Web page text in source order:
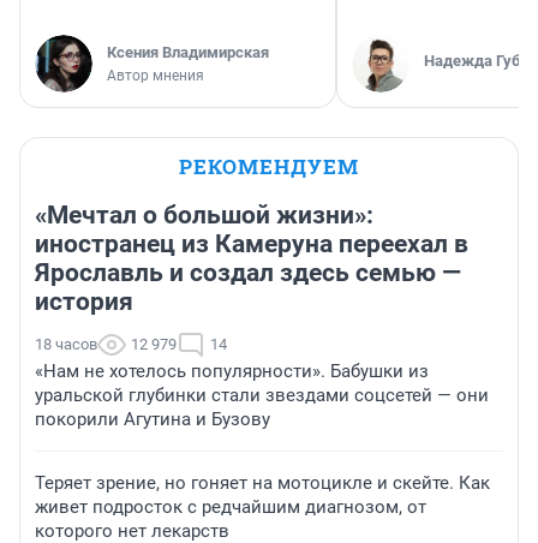
Ксения Владимирская
Автор мнения
Надежда
РЕКОМЕНДУЕМ
«Мечтал о большой жизни»:
иностранец из Камеруна переехал в
Ярославль и создал здесь семью —
история
18 часов 12 979 14
«Нам не хотелось популярности». Бабушки из
уральской глубинки стали звездами соцсетей — они
покорили Агутина и Бузову
Теряет зрение, но гоняет на мотоцикле и скейте. Как
живет подросток с редчайшим диагнозом, от
которого нет лекарств